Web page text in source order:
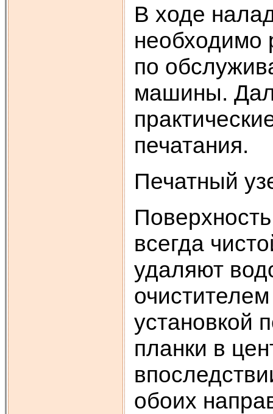
В ходе
необходимо
по
машины.
печатания.
Печатный
всегда
удаляют
установкой
планки в
обоих